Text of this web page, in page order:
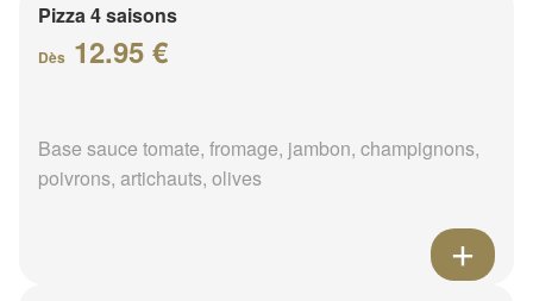
Pizza 4 saisons
Dès 12.95 €
Base sauce tomate, fromage, jambon, champignons,
poivrons, artichauts, olives